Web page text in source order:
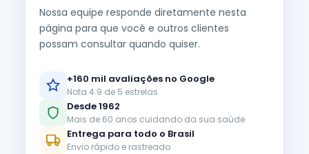
Nossa equipe responde diretamente nesta
página para que você e outros clientes
possam consultar quando quiser.
+160 mil avaliações no Google
Nota 4.9 de 5 estrelas
Desde 1962
Mais de 60 anos cuidando da sua saúde
Entrega para todo o Brasil
Envio rápido e rastreado